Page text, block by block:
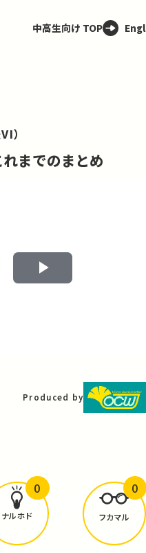
中高生向け TOP
）
でのまとめ
Play
Produced by
がありましたか？
ナルホド
0
フカマル
0